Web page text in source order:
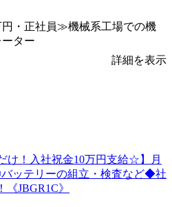
・正社員≫機械系工場での機
ター
詳細を表示